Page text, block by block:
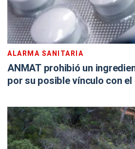
ALARMA SANITARIA
ANMAT prohibió un
por su posible vínculo con el